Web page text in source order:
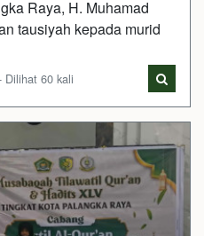
Raya, H. Muhamad
tausiyah kepada murid
Dilihat 60 kali